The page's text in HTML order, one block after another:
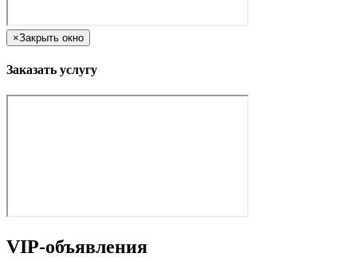
×Закрыть окно
Заказать услугу
VIP-объявления